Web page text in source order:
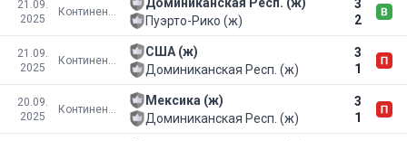
21.09.
2025
Континентальный чемпионат NORCECA
3
2
Пуэрто-Рико (ж)
21.09.
2025
Континентальный чемпионат NORCECA
США (ж)
3
1
Доминиканская Респ. (ж)
20.09.
2025
Континентальный чемпионат NORCECA
Мексика (ж)
3
1
Доминиканская Респ. (ж)